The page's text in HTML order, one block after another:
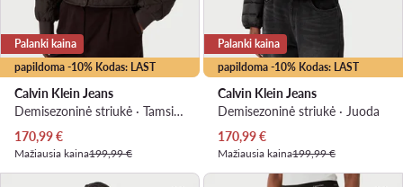
papildoma -10% Kodas: LAST
Palanki kaina
Calvin Klein Jeans
Demisezoninė striukė · Tamsiai ruda
Dabartinė kaina
170,99€
Mažiausia kaina199,99 €
papildoma -10% Kodas: LAST
Palanki kaina
Calvin Klein Jeans
Demisezoninė striukė · Juoda
Dabartinė kaina
170,99€
Mažiausia kaina199,99 €